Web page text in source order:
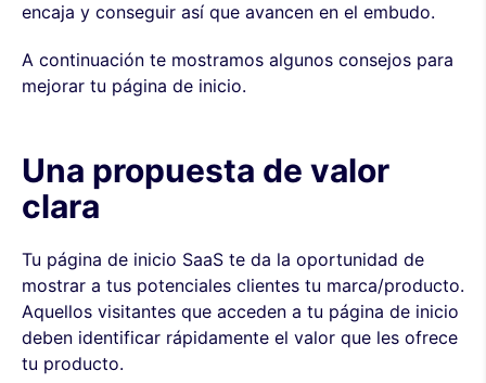
encaja y conseguir así que avancen en el embudo.
A continuación te mostramos algunos consejos para
mejorar tu página de inicio.
Una propuesta de valor
clara
Tu página de inicio SaaS te da la oportunidad de
mostrar a tus potenciales clientes tu marca/producto.
Aquellos visitantes que acceden a tu página de inicio
deben identificar rápidamente el valor que les ofrece
tu producto.